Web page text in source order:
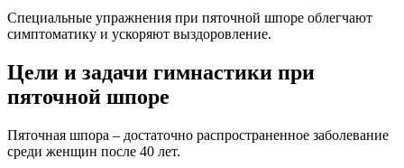
Специальные упражнения при пяточной шпоре облегчают
симптоматику и ускоряют выздоровление.
Цели и задачи гимнастики при
пяточной шпоре
Пяточная шпора – достаточно распространенное заболевание
среди женщин после 40 лет.